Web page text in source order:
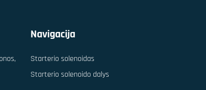
Navigacija
Starterio solenoidas
Starterio solenoido dalys